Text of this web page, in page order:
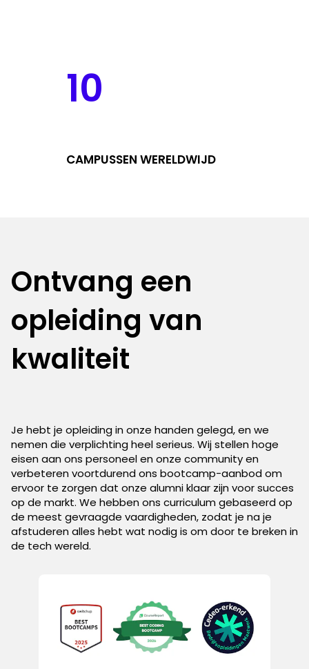
10
CAMPUSSEN WERELDWIJD
Ontvang een
opleiding van
kwaliteit
Je hebt je opleiding in onze handen gelegd, en we
nemen die verplichting heel serieus. Wij stellen hoge
eisen aan ons personeel en onze community en
verbeteren voortdurend ons bootcamp-aanbod om
ervoor te zorgen dat onze alumni klaar zijn voor succes
op de markt. We hebben ons curriculum gebaseerd op
de meest gevraagde vaardigheden, zodat je na je
afstuderen alles hebt wat nodig is om door te breken in
de tech wereld.